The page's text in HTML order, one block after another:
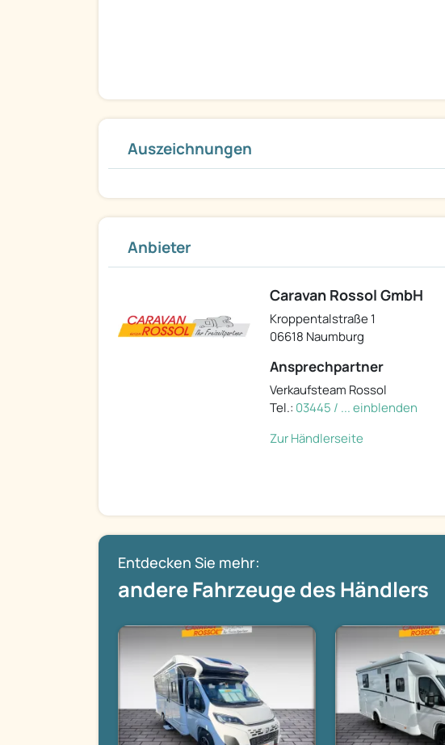
Auszeichnungen
Anbieter
Caravan Rossol GmbH
Kroppentalstraße 1
06618 Naumburg
Ansprechpartner
Verkaufsteam Rossol
Tel.: 03445 / ... einblenden
Zur Händlerseite
Entdecken Sie mehr:
andere Fahrzeuge des Händlers